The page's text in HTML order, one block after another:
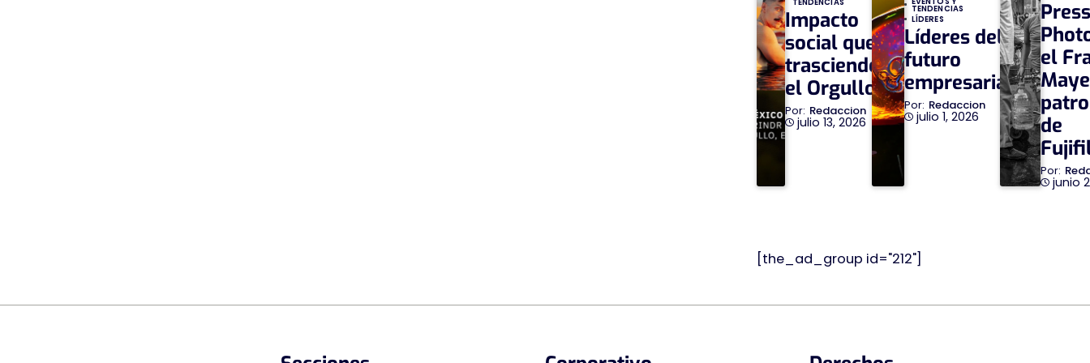
TENDENCIAS
Impacto
social que
trasciende
el Orgullo
Redaccion
julio 13, 2026
TENDENCIAS
LÍDERES
Líderes del
futuro
empresarial
Redaccion
julio 1, 2026
el
de
junio
[the_ad_group id="212"]